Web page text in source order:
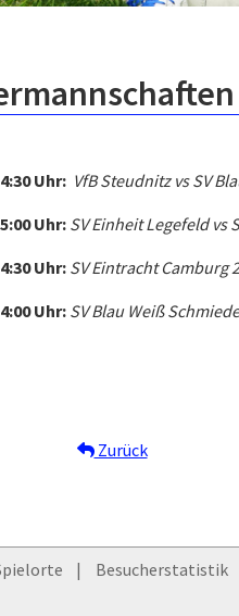
Uhr: VfB Steudnitz vs SV
Uhr: SV Einheit Legefeld vs
Uhr: SV Eintracht Camburg
Uhr: SV Blau Weiß
Zurück
Besucherstatistik